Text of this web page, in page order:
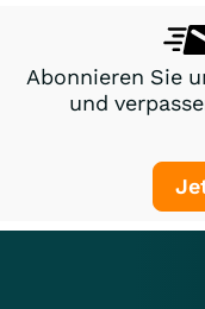
Abonnieren Sie
und